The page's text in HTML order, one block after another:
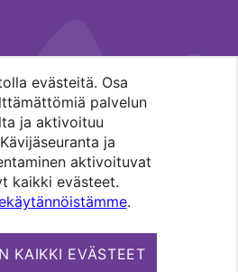
evästeitä. Osa
palvelun
ja aktivoituu
ja
aktivoituvat
kaikki evästeet.
.
KAIKKI EVÄSTEET
MENOHAKU
media.